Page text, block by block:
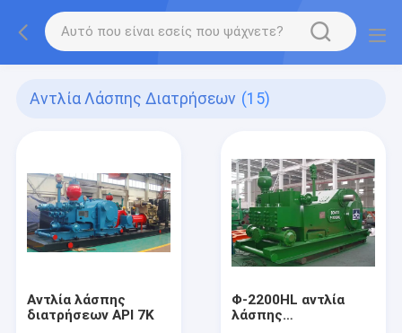
Αντλία Λάσπης Διατρήσεων (15)
Αντλία λάσπης
διατρήσεων API 7K
Φ-2200HL αντλία
λάσπης